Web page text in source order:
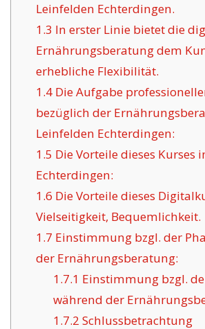
Leinfelden Echterdingen.
1.3 In erster Linie bietet die
Ernährungsberatung dem
erhebliche Flexibilität.
1.4Die Aufgabe
bezüglich der
Leinfelden Echterdingen:
1.5 Die Vorteile dieses Kurses
Echterdingen:
1.6 Die Vorteile dieses
Vielseitigkeit, Bequemlichkeit.
1.7 Einstimmung bzgl. der
der Ernährungsberatung:
1.7.1 Einstimmung bzgl.
während der
1.7.2 Schlussbetrachtung